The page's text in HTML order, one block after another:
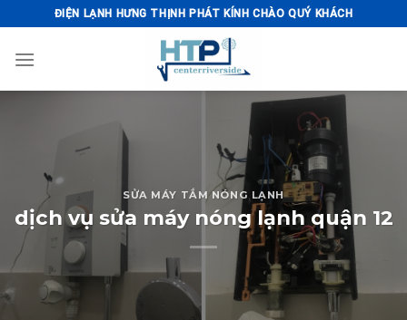
to
content
ĐIỆN LẠNH HƯNG THỊNH PHÁT KÍNH CHÀO QUÝ KHÁCH
SỬA MÁY TẮM NÓNG LẠNH
dịch vụ sửa máy nóng lạnh quận 12